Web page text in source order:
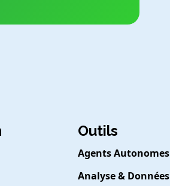
Outils
Agents Autonomes
Analyse & Données